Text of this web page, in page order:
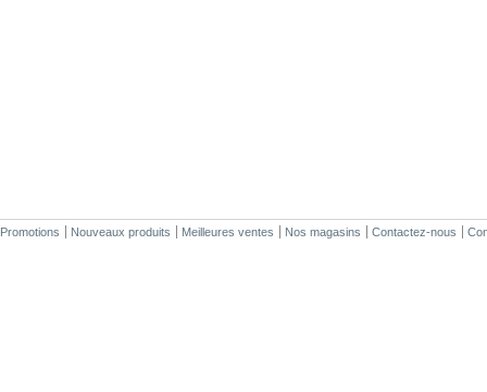
Promotions Nouveaux produits Meilleures ventes Nos magasins Contactez-nous